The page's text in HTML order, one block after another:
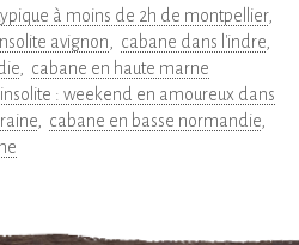
à moins de 2h de montpellier
avignon
cabane dans l'indre
cabane en haute marne
: weekend en amoureux dans
cabane en basse normandie